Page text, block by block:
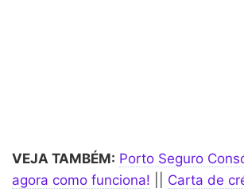
VEJA TAMBÉM: Porto Seguro
agora como funciona!
Carta de